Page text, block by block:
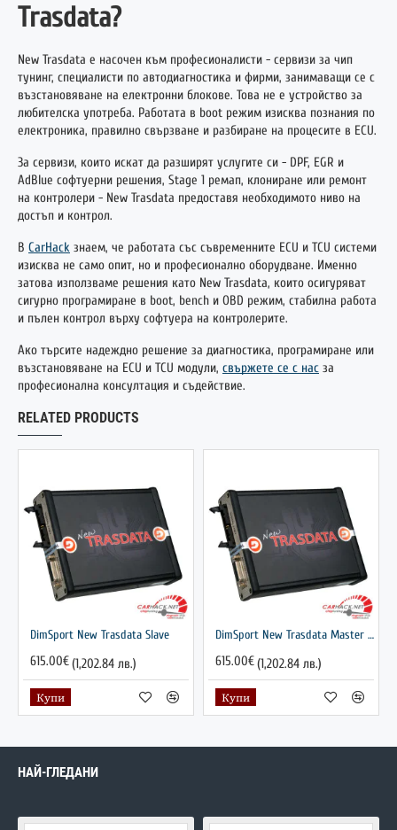
Trasdata?
New Trasdata е насочен към професионалисти - сервизи за чип
тунинг, специалисти по автодиагностика и фирми, занимаващи се с
възстановяване на електронни блокове. Това не е устройство за
любителска употреба. Работата в boot режим изисква познания по
електроника, правилно свързване и разбиране на процесите в ECU.
За сервизи, които искат да разширят услугите си - DPF, EGR и
AdBlue софтуерни решения, Stage 1 ремап, клониране или ремонт
на контролери - New Trasdata предоставя необходимото ниво на
достъп и контрол.
В CarHack знаем, че работата със съвременните ECU и TCU системи
изисква не само опит, но и професионално оборудване. Именно
затова използваме решения като New Trasdata, които осигуряват
сигурно програмиране в boot, bench и OBD режим, стабилна работа
и пълен контрол върху софтуера на контролерите.
Ако търсите надеждно решение за диагностика, програмиране или
възстановяване на ECU и TCU модули, свържете се с нас за
професионална консултация и съдействие.
RELATED PRODUCTS
DimSport New Trasdata Slave
615.00€(1,202.84 лв.)
Купи
ГОРЕЩО DimSport New Trasdata Master FULL
615.00€(1,202.84 лв.)
Купи
НАЙ-ГЛЕДАНИ